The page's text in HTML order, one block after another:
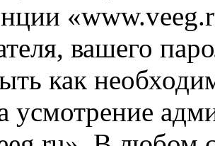
вашего
как
усмотрение